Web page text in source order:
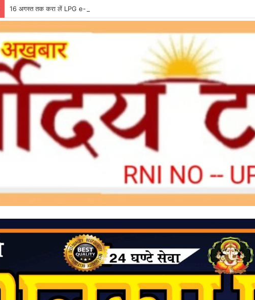
16 अगस्त तक करा लें LPG e-KYC, वरना बुकिंग और सब्सिडी में हो सकती है दिक्कत